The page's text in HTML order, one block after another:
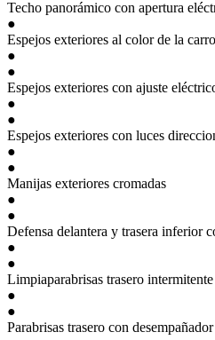
Techo panorámico con apertura
●
Espejos exteriores al color de la
●
●
Espejos exteriores con ajuste
●
●
Espejos exteriores con luces
●
●
Manijas exteriores cromadas
●
●
Defensa delantera y trasera inferior
●
●
Limpiaparabrisas trasero intermitente
●
●
Parabrisas trasero con desempañador